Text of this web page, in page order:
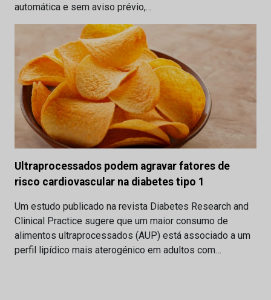
automática e sem aviso prévio,…
Ultraprocessados podem agravar fatores de
risco cardiovascular na diabetes tipo 1
Um estudo publicado na revista Diabetes Research and
Clinical Practice sugere que um maior consumo de
alimentos ultraprocessados (AUP) está associado a um
perfil lipídico mais aterogénico em adultos com…